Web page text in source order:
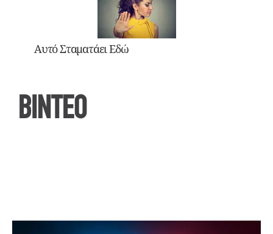
Αυτό Σταματάει Εδώ
ΒΙΝΤΕΟ